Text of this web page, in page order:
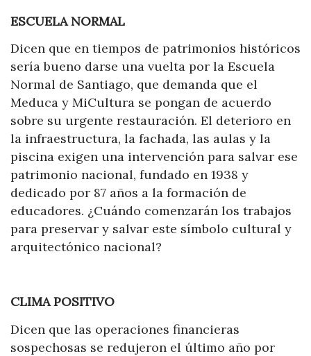
ESCUELA NORMAL
Dicen que en tiempos de patrimonios históricos
sería bueno darse una vuelta por la Escuela
Normal de Santiago, que demanda que el
Meduca y MiCultura se pongan de acuerdo
sobre su urgente restauración. El deterioro en
la infraestructura, la fachada, las aulas y la
piscina exigen una intervención para salvar ese
patrimonio nacional, fundado en 1938 y
dedicado por 87 años a la formación de
educadores. ¿Cuándo comenzarán los trabajos
para preservar y salvar este símbolo cultural y
arquitectónico nacional?
CLIMA POSITIVO
Dicen que las operaciones financieras
sospechosas se redujeron el último año por